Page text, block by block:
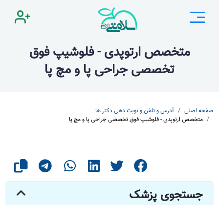
متخصص ارتوپدی - فلوشیپ فوق
تخصصی جراحی پا و مچ پا
صفحه اصلی
آدرس و تلفن و نوبت دهی دکتر ها
متخصص ارتوپدی - فلوشیپ فوق تخصصی جراحی پا و مچ پا
جستجوی پزشک